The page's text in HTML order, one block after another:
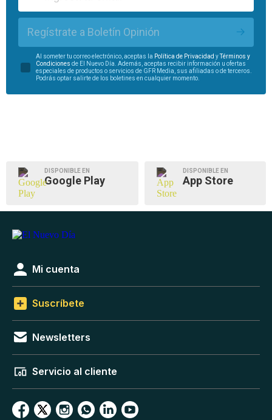
Regístrate a Boletín Opinión
Al someter tu correo electrónico, aceptas la Política de Privacidad yTérminos y
Condiciones de El Nuevo Día. Además, aceptas recibir información u ofertas
especiales de productos o servicios de GFR Media, sus afiliadas o de terceros.
Podrás optar salirte de los boletines en cualquier momento.
DISPONIBLE EN
Google Play
DISPONIBLE EN
App Store
Mi cuenta
Suscríbete
Newsletters
Servicio al cliente